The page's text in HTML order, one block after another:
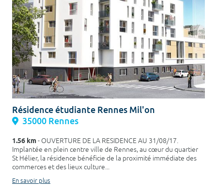
Colocation
Votre date d'entrée
Chercher
Résidence étudiante Rennes Mil'on
35000 Rennes
1.56 km- OUVERTURE DE LA RESIDENCE AU 31/08/17.
Implantée en plein centre ville de Rennes, au cœur du quartier
St Hélier, la résidence bénéficie de la proximité immédiate des
commerces et des lieux culture...
En savoir plus